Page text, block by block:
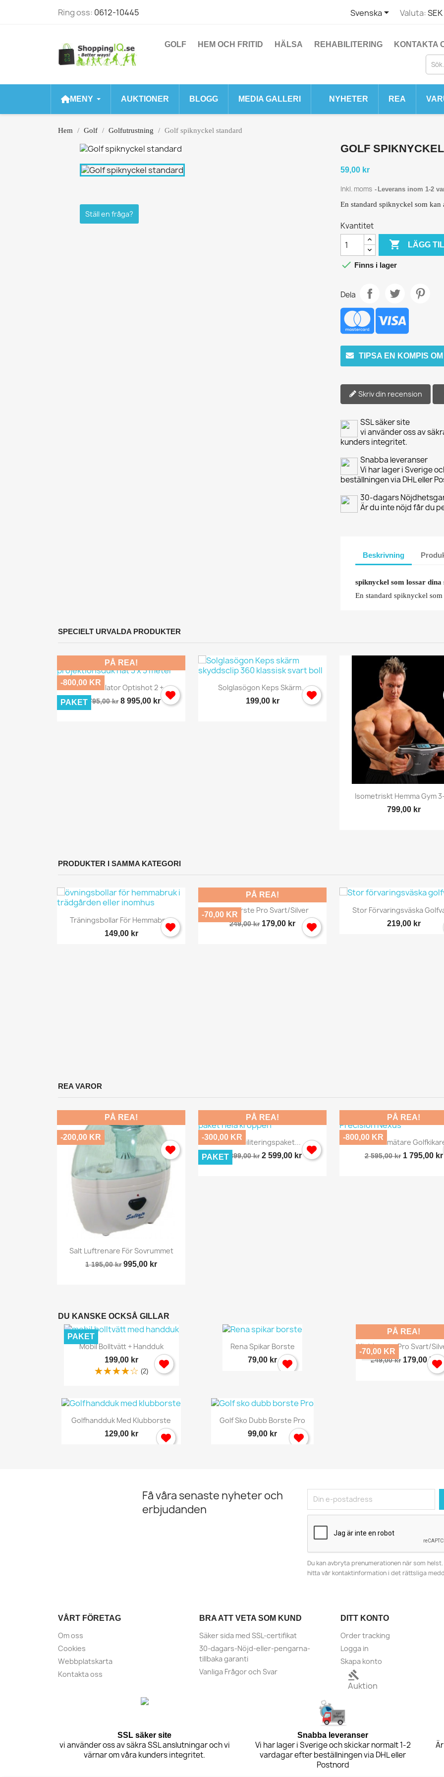
Ring oss: 0612-10445 Svenska Valuta:
GOLF HEM OCH FRITID HÄLSA REHABILITERING KONTAKTA
MENY AUKTIONER BLOGG MEDIA GALLERI NYHETER REA
Hem Golf Golfutrustning Golf spiknyckel standard
Ställ en fråga?
GOLF
59,00 kr
Inkl. moms Leverans inom 1-2
En standard spiknyckel som kan
Kvantitet
 LÄGG
 Finns i lager
Dela
TIPSA EN KOMPIS
Skriv din recension
SSL säker site
vi använder oss av
kunders integritet.
Snabba leveranser
Vi har lager i Sverige
beställningen via DHL eller
30-dagars
Är du inte nöjd får du
Beskrivning
spiknyckel som lossar
En standard spiknyckel
SPECIELT URVALDA PRODUKTER
Snabbvy
Golf Simulator Optishot 2 +...
9 795,00 kr 8 995,00 kr
PÅ REA!
-800,00 KR
PAKET
Snabbvy
Solglasögon Keps Skärm...
199,00 kr
Snabbvy
Isometriskt Hemma Gym
799,00 kr
PRODUKTER I SAMMA KATEGORI
Snabbvy
Träningsbollar För Hemmabruk
149,00 kr
Snabbvy
Klubborste Pro Svart/silver
249,00 kr 179,00 kr
PÅ REA!
-70,00 KR
Snabbvy
Stor Förvaringsväska
219,00 kr
REA VAROR
Snabbvy
Salt Luftrenare För Sovrummet
1 195,00 kr 995,00 kr
PÅ REA!
-200,00 KR Snabbvy
Rehabiliteringspaket...
2 899,00 kr 2 599,00 kr
PÅ REA!
-300,00 KR
PAKET
Snabbvy
Avståndsmätare
2 595,00 kr 1 795,00 kr
PÅ REA!
-800,00 KR
DU KANSKE OCKSÅ GILLAR
Snabbvy
Mobil Bolltvätt + Handduk
199,00 kr
(2)
PAKET
Snabbvy
Rena Spikar Borste
79,00 kr
Snabbvy
Klubborste Pro Svart/
249,00 kr 179,00 kr
PÅ REA!
-70,00 KR
Snabbvy
Golfhandduk Med Klubborste
129,00 kr
Snabbvy
Golf Sko Dubb Borste Pro
99,00 kr
Få våra senaste nyheter och
erbjudanden
Du kan avbryta prenumerationen när som
hitta vår kontaktinformation i det rättsliga
VÅRT FÖRETAG
Om oss
Cookies
Webbplatskarta
Kontakta oss
BRA ATT VETA SOM KUND
Säker sida med SSL-certifikat
30-dagars-Nöjd-eller-pengarna-
tillbaka garanti
Vanliga Frågor och Svar
DITT KONTO
Order tracking
Logga in
Skapa konto
gavel
Auktion
SSL säker site
vi använder oss av säkra SSL anslutningar och vi
värnar om våra kunders integritet.
Snabba leveranser
Vi har lager i Sverige och skickar normalt 1-2
vardagar efter beställningen via DHL eller
Postnord
Logga in
Du behöver vara inlogga för att spara produkter i din Önskelista.